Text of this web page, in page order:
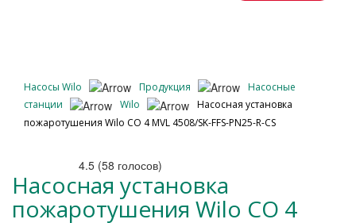
Насосы Wilo Продукция
Насосные
станции
Wilo
Насосная установка
пожаротушения Wilo CO 4 MVL 4508/SK-FFS-PN25-R-CS
4.5 (58 голосов)
Насосная установка
пожаротушения Wilo CO 4